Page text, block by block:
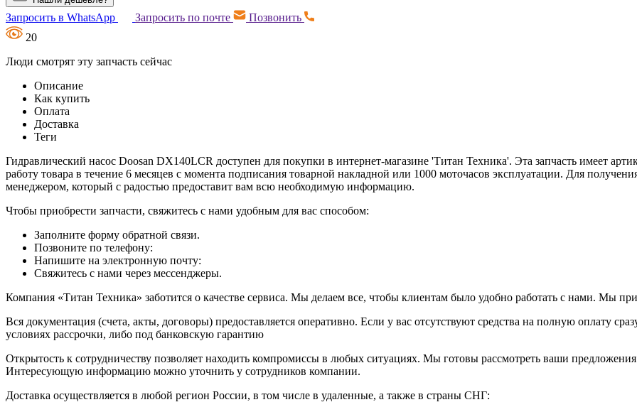
Запросить в WhatsApp Запросить по почте
Позвонить
20
Люди смотрят эту запчасть сейчас
Описание
Как купить
Оплата
Доставка
Теги
Гидравлический насос Doosan DX140LCR доступен для покупки в интернет-магазине 'Титан Техника'. Эта запчасть имеет
работу товара в течение 6 месяцев с момента подписания товарной накладной или 1000 моточасов эксплуатации. Для
менеджером, который с радостью предоставит вам всю необходимую информацию.
Чтобы приобрести запчасти, свяжитесь с нами удобным для вас способом:
Заполните форму обратной связи.
Позвоните по телефону:
Напишите на электронную почту:
Свяжитесь с нами через мессенджеры.
Компания «Титан Техника» заботится о качестве сервиса. Мы делаем все, чтобы клиентам было удобно работать с нами. Мы
Вся документация (счета, акты, договоры) предоставляется оперативно. Если у вас отсутствуют средства на полную оплату
условиях рассрочки, либо под банковскую гарантию
Открытость к сотрудничеству позволяет находить компромиссы в любых ситуациях. Мы готовы рассмотреть ваши
Интересующую информацию можно уточнить у сотрудников компании.
Доставка осуществляется в любой регион России, в том числе в удаленные, а также в страны СНГ: